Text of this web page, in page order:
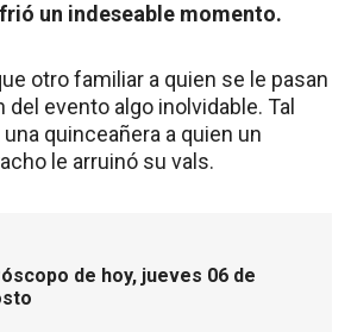
un indeseable momento.
otro familiar a quien se le pasan
del evento algo inolvidable. Tal
quinceañera a quien un
le arruinó su vals.
de hoy, jueves 06 de